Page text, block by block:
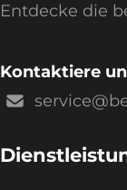
Entdecke die
Kontaktiere